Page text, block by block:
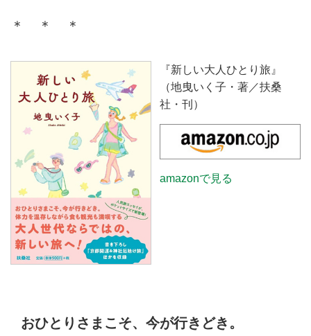
＊ ＊ ＊
『新しい大人ひとり旅』
（地曳いく子・著／扶桑
社・刊）
amazonで見る
おひとりさまこそ、今が行きどき。